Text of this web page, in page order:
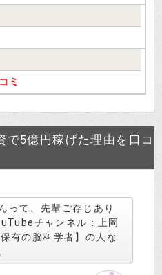
ミ
で5億円稼げた理由を口コ
って、先輩ご存じあり
チャンネル：上岡
有の脳科学者】の人な